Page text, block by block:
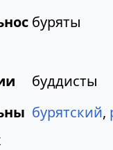
буряты
буддисты
бурятский,